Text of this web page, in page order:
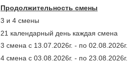
Продолжительность смены
3 и 4 смены
21 календарный день каждая смена
3 смена с 13.07.2026г. - по 02.08.2026г.
4 смена с 03.08.2026г. - по 23.08.2026г.